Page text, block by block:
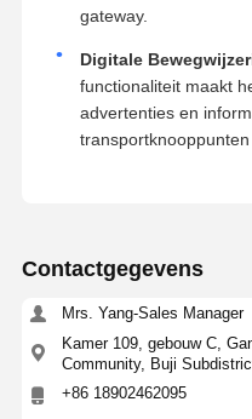
gateway.
Digitale
functionaliteit maakt
advertenties en
transportknooppunten
Contactgegevens
Mrs. Yang-Sales Manager
Kamer 109, gebouw C,
Community, Buji
+86 18902462095